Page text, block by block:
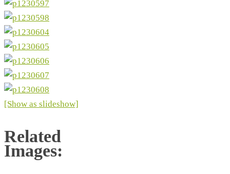
[Show as slideshow]
Related
Images: